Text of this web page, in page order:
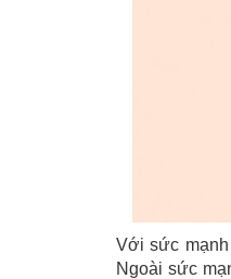
Với sức mạnh
Ngoài sức